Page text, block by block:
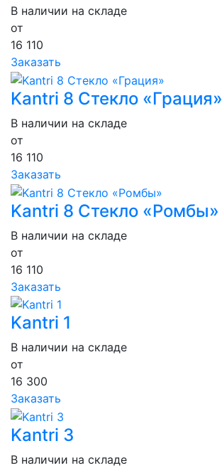
В наличии на складе
от
16 110
Заказать
Kantri 8 Стекло «Грация»
В наличии на складе
от
16 110
Заказать
Kantri 8 Стекло «Ромбы»
В наличии на складе
от
16 110
Заказать
Kantri 1
В наличии на складе
от
16 300
Заказать
Kantri 3
В наличии на складе